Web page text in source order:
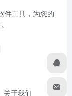
件工具，为您的
关于我们